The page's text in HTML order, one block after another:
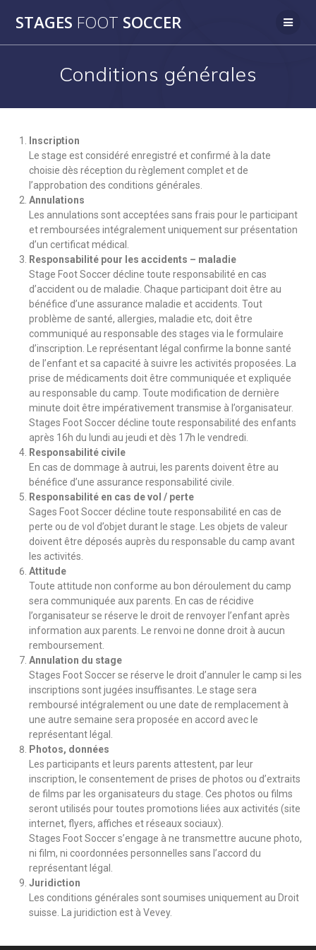
STAGES FOOT SOCCER
Conditions générales
Inscription
Le stage est considéré enregistré et confirmé à la date
choisie dès réception du règlement complet et de
l’approbation des conditions générales.
Annulations
Les annulations sont acceptées sans frais pour le participant
et remboursées intégralement uniquement sur présentation
d’un certificat médical.
Responsabilité pour les accidents – maladie
Stage Foot Soccer décline toute responsabilité en cas
d’accident ou de maladie. Chaque participant doit être au
bénéfice d’une assurance maladie et accidents. Tout
problème de santé, allergies, maladie etc, doit être
communiqué au responsable des stages via le formulaire
d’inscription. Le représentant légal confirme la bonne santé
de l’enfant et sa capacité à suivre les activités proposées. La
prise de médicaments doit être communiquée et expliquée
au responsable du camp. Toute modification de dernière
minute doit être impérativement transmise à l’organisateur.
Stages Foot Soccer décline toute responsabilité des enfants
après 16h du lundi au jeudi et dès 17h le vendredi.
Responsabilité civile
En cas de dommage à autrui, les parents doivent être au
bénéfice d’une assurance responsabilité civile.
Responsabilité en cas de vol / perte
Sages Foot Soccer décline toute responsabilité en cas de
perte ou de vol d’objet durant le stage. Les objets de valeur
doivent être déposés auprès du responsable du camp avant
les activités.
Attitude
Toute attitude non conforme au bon déroulement du camp
sera communiquée aux parents. En cas de récidive
l’organisateur se réserve le droit de renvoyer l’enfant après
information aux parents. Le renvoi ne donne droit à aucun
remboursement.
Annulation du stage
Stages Foot Soccer se réserve le droit d’annuler le camp si les
inscriptions sont jugées insuffisantes. Le stage sera
remboursé intégralement ou une date de remplacement à
une autre semaine sera proposée en accord avec le
représentant légal.
Photos, données
Les participants et leurs parents attestent, par leur
inscription, le consentement de prises de photos ou d’extraits
de films par les organisateurs du stage. Ces photos ou films
seront utilisés pour toutes promotions liées aux activités (site
internet, flyers, affiches et réseaux sociaux).
Stages Foot Soccer s’engage à ne transmettre aucune photo,
ni film, ni coordonnées personnelles sans l’accord du
représentant légal.
Juridiction
Les conditions générales sont soumises uniquement au Droit
suisse. La juridiction est à Vevey.